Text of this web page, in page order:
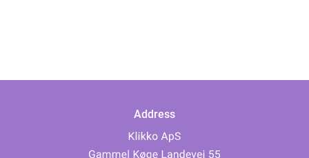
Address